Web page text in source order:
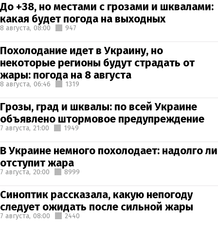
До +38, но местами с грозами и шквалами:
какая будет погода на выходных
8 августа, 08:00 947
Похолодание идет в Украину, но
некоторые регионы будут страдать от
жары: погода на 8 августа
8 августа, 06:46 1319
Грозы, град и шквалы: по всей Украине
объявлено штормовое предупреждение
7 августа, 21:00 1949
В Украине немного похолодает: надолго ли
отступит жара
7 августа, 20:00 8999
Синоптик рассказала, какую непогоду
следует ожидать после сильной жары
7 августа, 08:00 2440